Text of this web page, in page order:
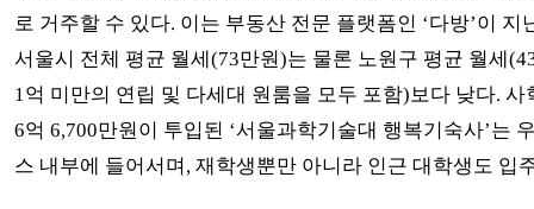
로 거주할 수 있다. 이는 부동산 전문 플랫폼인 ‘다방’이 지
서울시 전체 평균 월세(73만원)는 물론 노원구 평균 월세
1억 미만의 연립 및 다세대 원룸을 모두 포함)보다 낮다. 사
6억 6,700만원이 투입된 ‘서울과학기술대 행복기숙사’는
스 내부에 들어서며, 재학생뿐만 아니라 인근 대학생도 입